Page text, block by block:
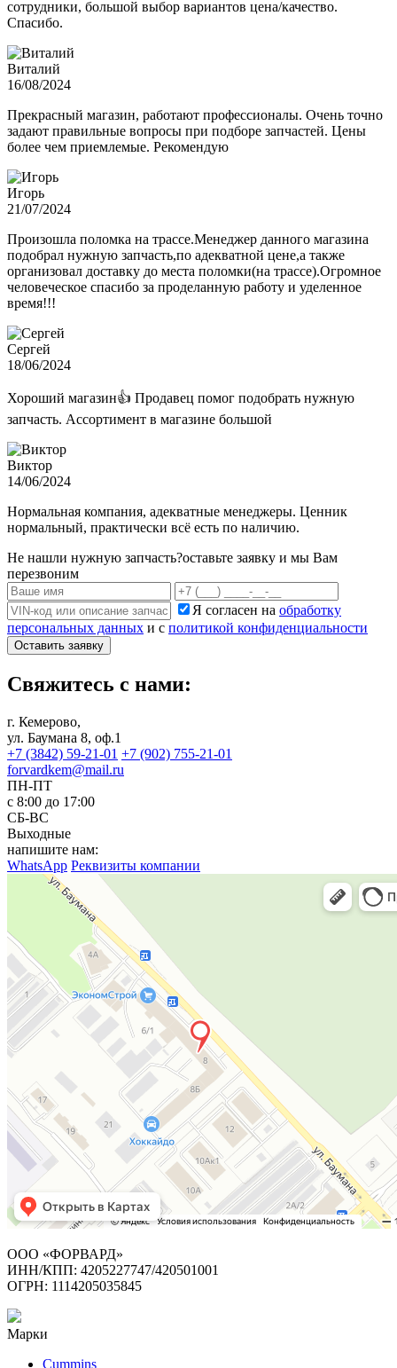
сотрудники, большой выбор вариантов цена/качество.
Спасибо.
Виталий
16/08/2024
Прекрасный магазин, работают профессионалы. Очень точно
задают правильные вопросы при подборе запчастей. Цены
более чем приемлемые. Рекомендую
Игорь
21/07/2024
Произошла поломка на трассе.Менеджер данного магазина
подобрал нужную запчасть,по адекватной цене,а также
организовал доставку до места поломки(на трассе).Огромное
человеческое спасибо за проделанную работу и уделенное
время!!!
Сергей
18/06/2024
Хороший магазин👍 Продавец помог подобрать нужную
запчасть. Ассортимент в магазине большой
Виктор
14/06/2024
Нормальная компания, адекватные менеджеры. Ценник
нормальный, практически всё есть по наличию.
Не нашли нужную запчасть?оставьте заявку и мы Вам
перезвоним
Я согласен на обработку
персональных данных и с политикой конфиденциальности
Оставить заявку
Свяжитесь с нами:
г. Кемерово,
ул. Баумана 8, оф.1
+7 (3842) 59-21-01 +7 (902) 755-21-01
forvardkem@mail.ru
ПН-ПТ
с 8:00 до 17:00
СБ-ВС
Выходные
напишите нам:
WhatsApp Реквизиты компании
ООО «ФОРВАРД»
ИНН/КПП: 4205227747/420501001
ОГРН: 1114205035845
Марки
Cummins